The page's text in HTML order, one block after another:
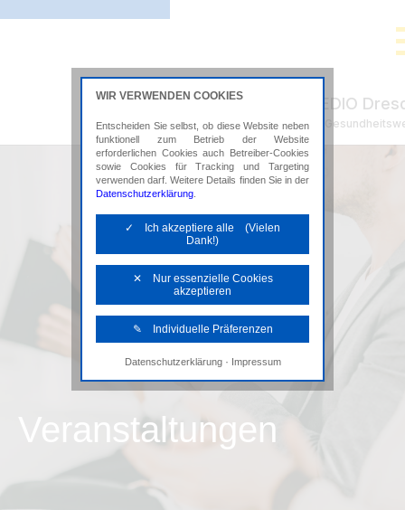
ADMEDIO
Steuerberatung im
Veranstaltungen
WIR VERWENDEN COOKIES
Entscheiden Sie selbst, ob diese Website neben
funktionell zum Betrieb der Website
erforderlichen Cookies auch Betreiber-Cookies
sowie Cookies für Tracking und Targeting
verwenden darf. Weitere Details finden Sie in der
Datenschutzerklärung
✓ Ich akzeptiere alle (Vielen
Dank!)
✕ Nur essenzielle Cookies
akzeptieren
✎ Individuelle Präferenzen
Notwendige Cookies
Diese Cookies sind erforderlich, um die
Tracking- und Targeting-Cookies
Datenschutzerklärung· Impressum